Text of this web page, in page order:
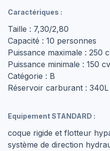
Caractériques :
Taille : 7,30/2,80
Capacité : 10 personnes
Puissance maximale : 250
Puissance minimale : 150 cv
Catégorie : B
Réservoir carburant : 340L
Equipement STANDARD :
coque rigide et flotteur
système de direction